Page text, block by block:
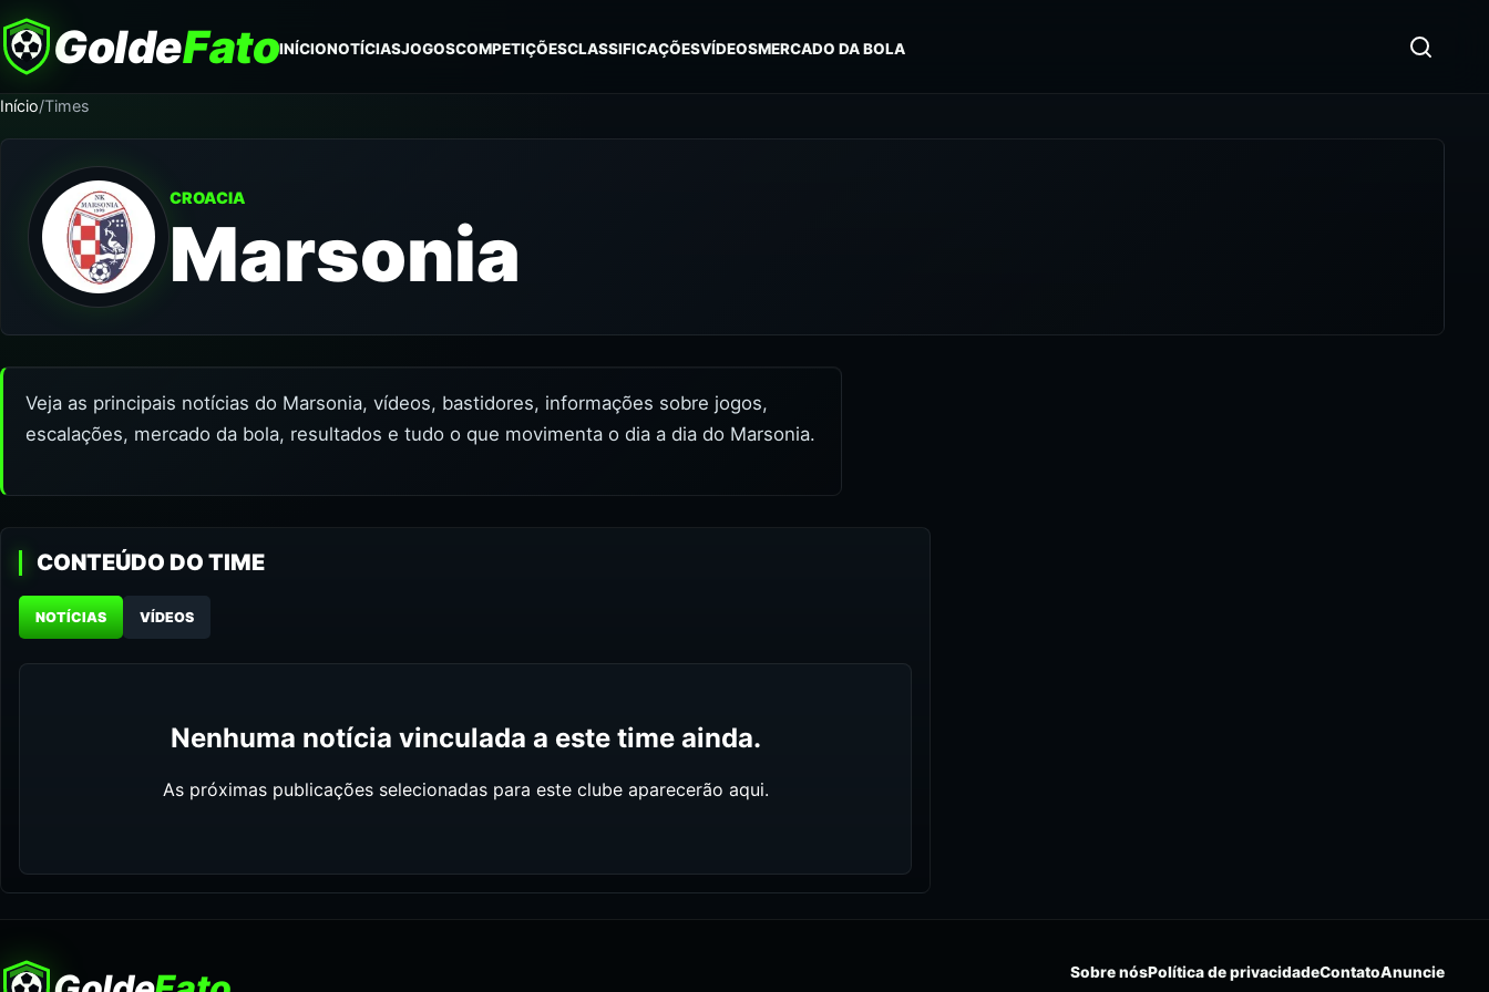
GoldeFatoINÍCIONOTÍCIASJOGOSCOMPETIÇÕESCLASSIFICAÇÕESVÍDEOSMERCADO DA BOLA
Início/Times
CROACIA
Marsonia
Veja as principais notícias do Marsonia, vídeos, bastidores, informações sobre jogos,
escalações, mercado da bola, resultados e tudo o que movimenta o dia a dia do Marsonia.
CONTEÚDO DO TIME
NOTÍCIAS VÍDEOS
Nenhuma notícia vinculada a este time ainda.
As próximas publicações selecionadas para este clube aparecerão aqui.
Sobre nósPolítica de privacidadeContatoAnuncie